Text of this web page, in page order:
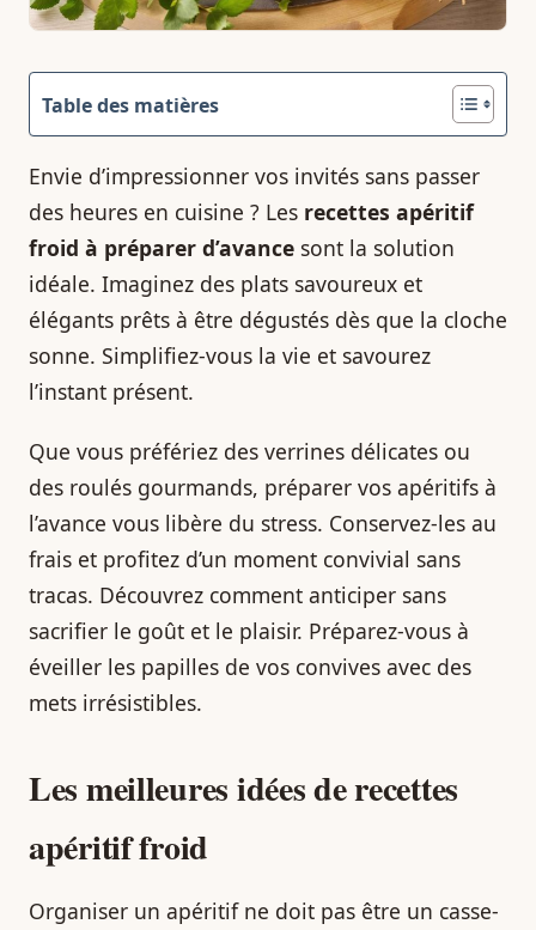
Table des matières
Envie d’impressionner vos invités sans passer
des heures en cuisine ? Les recettes apéritif
froid à préparer d’avance sont la solution
idéale. Imaginez des plats savoureux et
élégants prêts à être dégustés dès que la cloche
sonne. Simplifiez-vous la vie et savourez
l’instant présent.
Que vous préfériez des verrines délicates ou
des roulés gourmands, préparer vos apéritifs à
l’avance vous libère du stress. Conservez-les au
frais et profitez d’un moment convivial sans
tracas. Découvrez comment anticiper sans
sacrifier le goût et le plaisir. Préparez-vous à
éveiller les papilles de vos convives avec des
mets irrésistibles.
Les meilleures idées de recettes
apéritif froid
Organiser un apéritif ne doit pas être un casse-